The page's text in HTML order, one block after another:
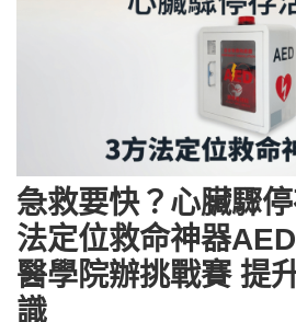
急救要快？心臟驟
法定位救命神器
醫學院辦挑戰賽 提
識